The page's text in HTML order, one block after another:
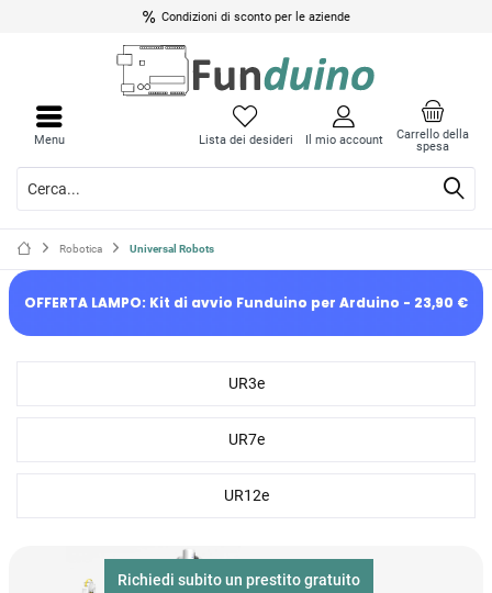
Condizioni di sconto per le aziende
Carrello della
spesa
Lista dei desideri Il mio account
Menu
Robotica Universal Robots
OFFERTA LAMPO: Kit di avvio Funduino per Arduino - 23,90 €
UR3e
UR7e
UR12e
Richiedi subito un prestito gratuito